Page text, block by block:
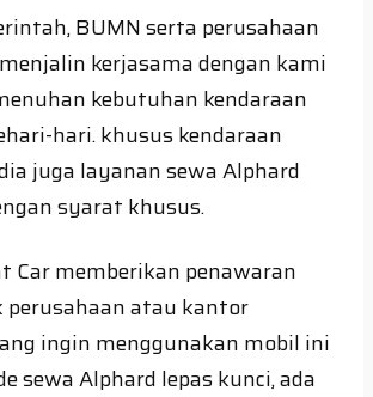
BUMN serta perusahaan
kerjasama dengan kami
kebutuhan kendaraan
hari. khusus kendaraan
juga layanan sewa Alphard
syarat khusus.
Car memberikan penawaran
atau kantor
ingin menggunakan mobil ini
sewa Alphard lepas kunci, ada